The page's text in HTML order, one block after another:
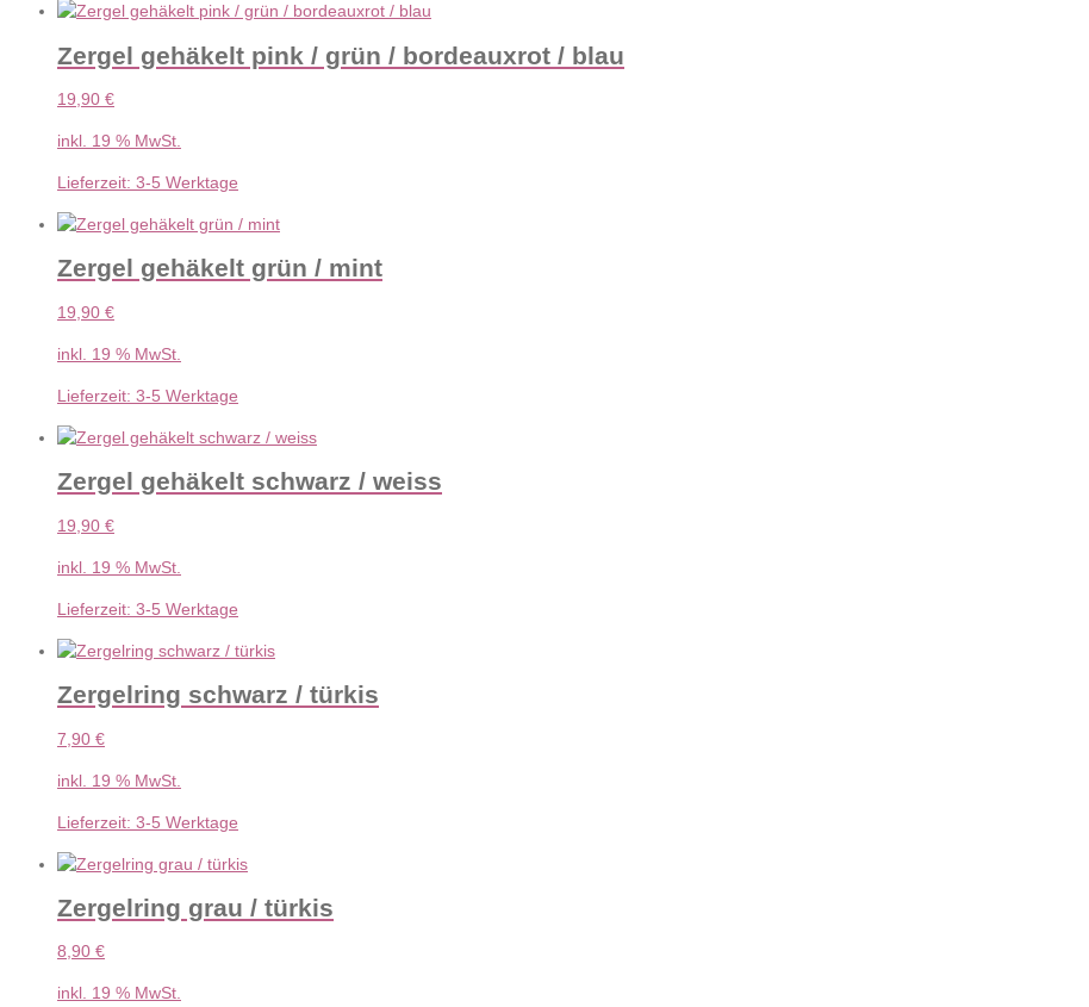
Zergel gehäkelt pink / grün / bordeauxrot / blau
19,90 €
inkl. 19 % MwSt.
Lieferzeit: 3-5 Werktage
Zergel gehäkelt grün / mint
19,90 €
inkl. 19 % MwSt.
Lieferzeit: 3-5 Werktage
Zergel gehäkelt schwarz / weiss
19,90 €
inkl. 19 % MwSt.
Lieferzeit: 3-5 Werktage
Zergelring schwarz / türkis
7,90 €
inkl. 19 % MwSt.
Lieferzeit: 3-5 Werktage
Zergelring grau / türkis
8,90 €
inkl. 19 % MwSt.